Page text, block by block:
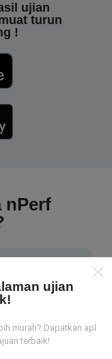
ujian
turun
!
nPerf
telah dilakukan
ujian
murah? Dapatkan apl
terbaik!